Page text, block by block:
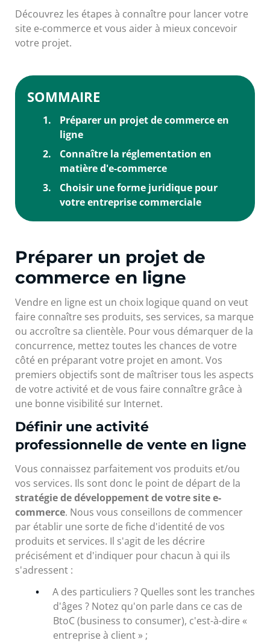
Découvrez les étapes à connaître pour lancer votre
site e-commerce et vous aider à mieux concevoir
votre projet.
SOMMAIRE
Préparer un projet de commerce en
ligne
Connaître la réglementation en
matière d'e-commerce
Choisir une forme juridique pour
votre entreprise commerciale
Préparer un projet de
commerce en ligne
Vendre en ligne est un choix logique quand on veut
faire connaître ses produits, ses services, sa marque
ou accroître sa clientèle. Pour vous démarquer de la
concurrence, mettez toutes les chances de votre
côté en préparant votre projet en amont. Vos
premiers objectifs sont de maîtriser tous les aspects
de votre activité et de vous faire connaître grâce à
une bonne visibilité sur Internet.
Définir une activité
professionnelle de vente en ligne
Vous connaissez parfaitement vos produits et/ou
vos services. Ils sont donc le point de départ de la
stratégie de développement de votre site e-
commerce. Nous vous conseillons de commencer
par établir une sorte de fiche d'identité de vos
produits et services. Il s'agit de les décrire
précisément et d'indiquer pour chacun à qui ils
s'adressent :
A des particuliers ? Quelles sont les tranches
d'âges ? Notez qu'on parle dans ce cas de
BtoC (business to consumer), c'est-à-dire «
entreprise à client » ;